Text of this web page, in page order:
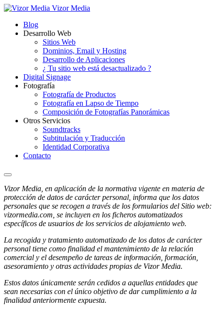
Vizor Media
Blog
Desarrollo Web
Sitios Web
Dominios, Email y Hosting
Desarrollo de Aplicaciones
¿ Tu sitio web está desactualizado ?
Digital Signage
Fotografía
Fotografía de Productos
Fotografía en Lapso de Tiempo
Composición de Fotografías Panorámicas
Otros Servicios
Soundtracks
Subtitulación y Traducción
Identidad Corporativa
Contacto
Vizor Media, en aplicación de la normativa vigente en materia de
protección de datos de carácter personal, informa que los datos
personales que se recogen a través de los formularios del Sitio web:
vizormedia.com, se incluyen en los ficheros automatizados
específicos de usuarios de los servicios de alojamiento web.
La recogida y tratamiento automatizado de los datos de carácter
personal tiene como finalidad el mantenimiento de la relación
comercial y el desempeño de tareas de información, formación,
asesoramiento y otras actividades propias de Vizor Media.
Estos datos únicamente serán cedidos a aquellas entidades que
sean necesarias con el único objetivo de dar cumplimiento a la
finalidad anteriormente expuesta.